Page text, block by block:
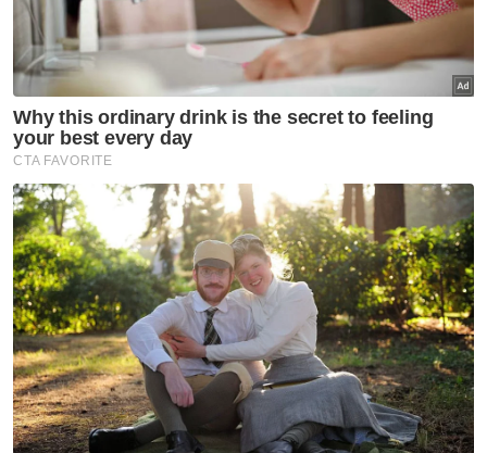
Belia Sabah diseru perkukuh
hubungan dengan Putrajaya
Nasional
Ismail Sabri selamat jalani
prosedur pasang alat perentak
Nasional
Kerajaan Madani seimbang
jaga kepentingan semua kaum,
aliran pendidikan - PM
Nasional
Tragedi pokok tumbang:
Kerajaan disaran wujudkan zon
bebas pokok di laluan berisiko